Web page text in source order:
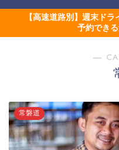
【高速道路別】週末ド
予約でき
―
常磐道